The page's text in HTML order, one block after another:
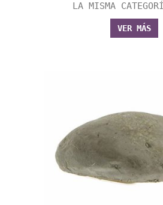
LA MISMA
VER MÁS